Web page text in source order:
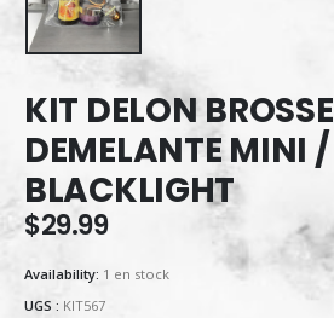
KIT DELON BROSSE
DEMELANTE MINI /
BLACKLIGHT
$29.99
Availability: 1 en stock
UGS : KIT567